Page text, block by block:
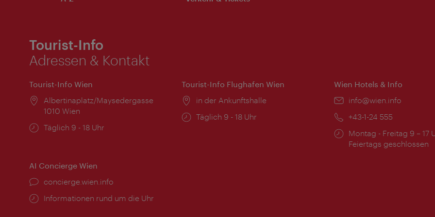
Tourist-Info
Adressen & Kontakt
Tourist-Info Wien
Ort:
Albertinaplatz/Maysedergasse
1010 Wien
Öffnungszeiten:
Täglich 9 - 18 Uhr
Tourist-Info Flughafen Wien
Ort:
in der Ankunftshalle
Öffnungszeiten:
Täglich 9 - 18 Uhr
Wien Hotels & Info
Email:
info@wien.info
Telefon:
+43-1-24 555
Öffnungszeiten:
Montag - Freitag 9 – 17
Feiertags geschlossen
AI Concierge Wien
Ort:
concierge.wien.info
Öffnungszeiten:
Informationen rund um die Uhr